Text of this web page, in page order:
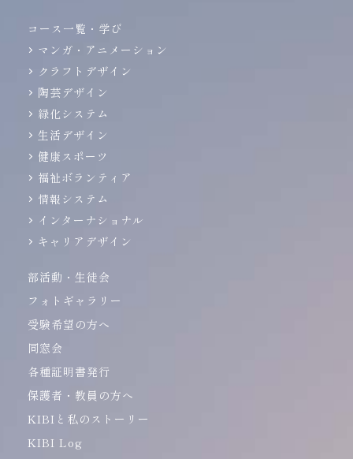
コース一覧・学び
マンガ・アニメーション
クラフトデザイン
陶芸デザイン
緑化システム
生活デザイン
健康スポーツ
福祉ボランティア
情報システム
インターナショナル
キャリアデザイン
部活動・生徒会
フォトギャラリー
受験希望の方へ
同窓会
各種証明書発行
保護者・教員の方へ
KIBIと私のストーリー
KIBI Log